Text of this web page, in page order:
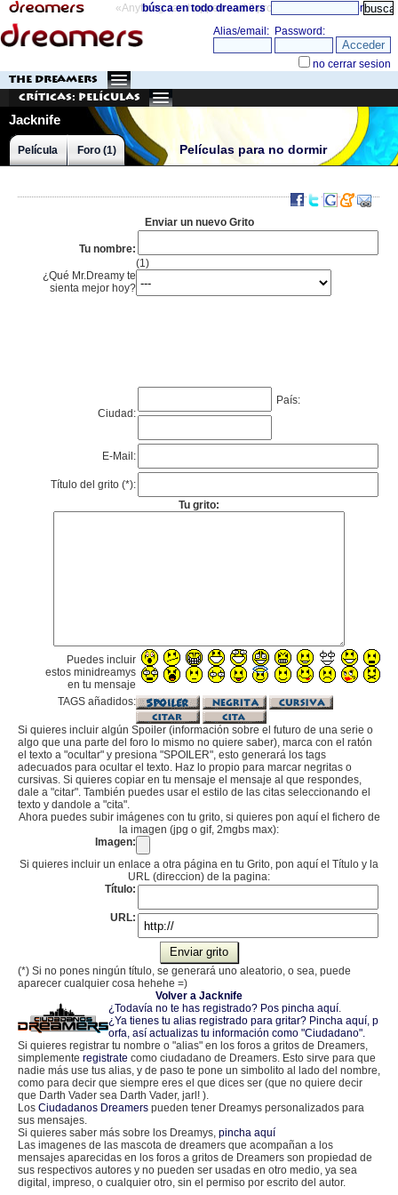
«Anything can happen and it probably will» directorio
búsca en todo dreamers
THE DREAMERS
Críticas: Películas
Jacknife
Películas para no dormir
Película Foro (1)
Enviar un nuevo Grito
Tu nombre:
(1)
¿Qué Mr.Dreamy te
sienta mejor hoy?
Ciudad:
País:
E-Mail:
Título del grito (*):
Tu grito:
Puedes incluir
estos minidreamys
en tu mensaje
TAGS añadidos:
Si quieres incluir algún Spoiler (información sobre el futuro de una serie o
algo que una parte del foro lo mismo no quiere saber), marca con el ratón
el texto a "ocultar" y presiona "SPOILER", esto generará los tags
adecuados para ocultar el texto. Haz lo propio para marcar negritas o
cursivas. Si quieres copiar en tu mensaje el mensaje al que respondes,
dale a "citar". También puedes usar el estilo de las citas seleccionando el
texto y dandole a "cita".
Ahora puedes subir imágenes con tu grito, si quieres pon aquí el fichero de
la imagen (jpg o gif, 2mgbs max):
Imagen:
Si quieres incluir un enlace a otra página en tu Grito, pon aquí el Título y la
URL (direccion) de la pagina:
Título:
URL:
(*) Si no pones ningún título, se generará uno aleatorio, o sea, puede
aparecer cualquier cosa hehehe =)
Volver a Jacknife
¿Todavía no te has registrado? Pos pincha aquí.
¿Ya tienes tu alias registrado para gritar? Pincha aquí, p
orfa, así actualizas tu información como "Ciudadano".
Si quieres registrar tu nombre o "alias" en los foros a gritos de Dreamers,
simplemente registrate como ciudadano de Dreamers. Esto sirve para que
nadie más use tus alias, y de paso te pone un simbolito al lado del nombre,
como para decir que siempre eres el que dices ser (que no quiere decir
que Darth Vader sea Darth Vader, jarl! ).
Los Ciudadanos Dreamers pueden tener Dreamys personalizados para
sus mensajes.
Si quieres saber más sobre los Dreamys, pincha aquí
Las imagenes de las mascota de dreamers que acompañan a los
mensajes aparecidas en los foros a gritos de Dreamers son propiedad de
sus respectivos autores y no pueden ser usadas en otro medio, ya sea
digital, impreso, o cualquier otro, sin el permiso por escrito del autor.